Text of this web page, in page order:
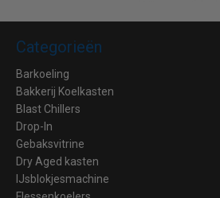
Categorieën
Barkoeling
Bakkerij Koelkasten
Blast Chillers
Drop-In
Gebaksvitrine
Dry Aged kasten
IJsblokjesmachine